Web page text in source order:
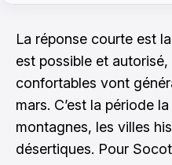
La réponse courte est
est possible et
confortables vont
mars. C’est la période
montagnes, les villes
désertiques. Pour